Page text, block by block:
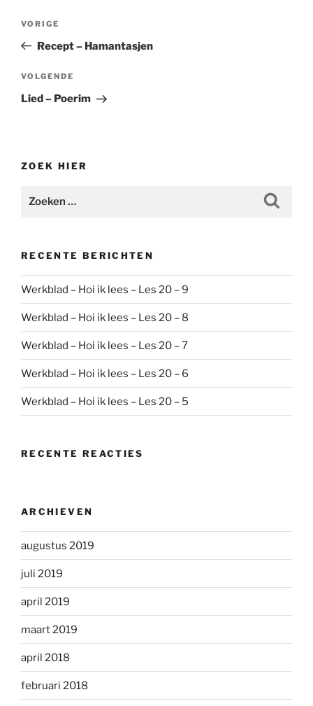
Vorig
bericht
VORIGE
Recept – Hamantasjen
Volgend
bericht
VOLGENDE
Lied – Poerim
ZOEK HIER
Zoeken
RECENTE BERICHTEN
Werkblad – Hoi ik lees – Les 20 – 9
Werkblad – Hoi ik lees – Les 20 – 8
Werkblad – Hoi ik lees – Les 20 – 7
Werkblad – Hoi ik lees – Les 20 – 6
Werkblad – Hoi ik lees – Les 20 – 5
RECENTE REACTIES
ARCHIEVEN
augustus 2019
juli 2019
april 2019
maart 2019
april 2018
februari 2018